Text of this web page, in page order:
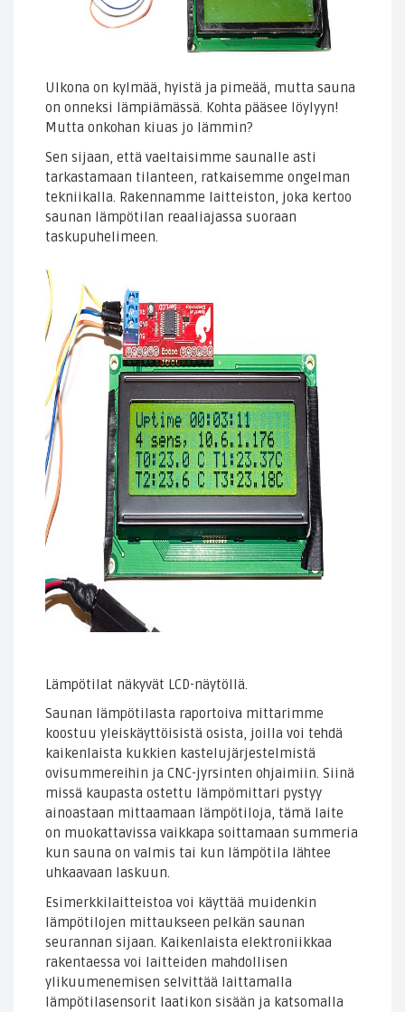
Ulkona on kylmää, hyistä ja pimeää, mutta sauna
on onneksi lämpiämässä. Kohta pääsee löylyyn!
Mutta onkohan kiuas jo lämmin?
Sen sijaan, että vaeltaisimme saunalle asti
tarkastamaan tilanteen, ratkaisemme ongelman
tekniikalla. Rakennamme laitteiston, joka kertoo
saunan lämpötilan reaaliajassa suoraan
taskupuhelimeen.
Lämpötilat näkyvät LCD-näytöllä.
Saunan lämpötilasta raportoiva mittarimme
koostuu yleiskäyttöisistä osista, joilla voi tehdä
kaikenlaista kukkien kastelujärjestelmistä
ovisummereihin ja CNC-jyrsinten ohjaimiin. Siinä
missä kaupasta ostettu lämpömittari pystyy
ainoastaan mittaamaan lämpötiloja, tämä laite
on muokattavissa vaikkapa soittamaan summeria
kun sauna on valmis tai kun lämpötila lähtee
uhkaavaan laskuun.
Esimerkkilaitteistoa voi käyttää muidenkin
lämpötilojen mittaukseen pelkän saunan
seurannan sijaan. Kaikenlaista elektroniikkaa
rakentaessa voi laitteiden mahdollisen
ylikuumenemisen selvittää laittamalla
lämpötilasensorit laatikon sisään ja katsomalla